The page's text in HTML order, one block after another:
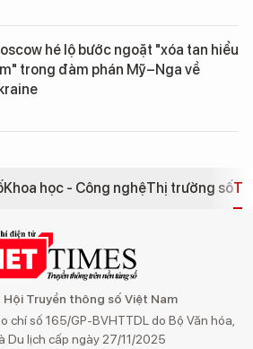
hé lộ bước ngoặt "xóa tan hiểu
trong đàm phán Mỹ–Nga về
Khoa học - Công nghệThị trường số
Hội Truyền thông số Việt Nam
chí số 165/GP-BVHTTDL do Bộ Văn hóa,
Du lịch cấp ngày 27/11/2025